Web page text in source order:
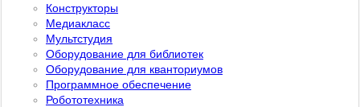
Конструкторы
Медиакласс
Мультстудия
Оборудование для библиотек
Оборудование для кванториумов
Программное обеспечение
Робототехника